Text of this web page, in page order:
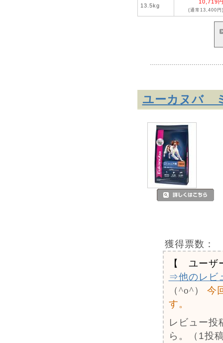
13.5kg
10,719
(通常13,400円
ユーカヌバ
獲得票数：
【 ユーザ
⇒他のレビ
（^o^）
今
す。
レビュー投
ら。（1投